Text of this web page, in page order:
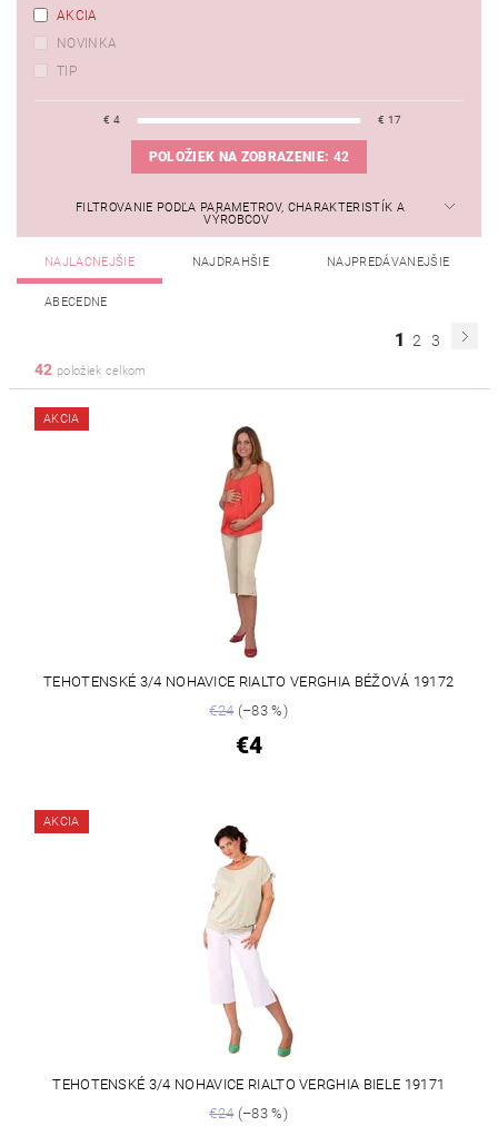
AKCIA
NOVINKA
TIP
€ 4 € 17
POLOŽIEK NA ZOBRAZENIE: 42
FILTROVANIE PODĽA PARAMETROV, CHARAKTERISTÍK A
VÝROBCOV
NAJLACNEJŠIE NAJDRAHŠIE NAJPREDÁVANEJŠIE
ABECEDNE
1 2
3
42 položiek celkom
AKCIA
TEHOTENSKÉ 3/4 NOHAVICE RIALTO VERGHIA BÉŽOVÁ 19172
€24(–83 %)
€4
AKCIA
TEHOTENSKÉ 3/4 NOHAVICE RIALTO VERGHIA BIELE 19171
€24(–83 %)